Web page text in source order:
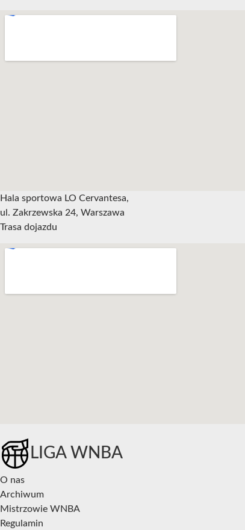
Hala sportowa LO Cervantesa,
ul. Zakrzewska 24, Warszawa
Trasa dojazdu
LIGA WNBA
O nas
Archiwum
Mistrzowie WNBA
Regulamin